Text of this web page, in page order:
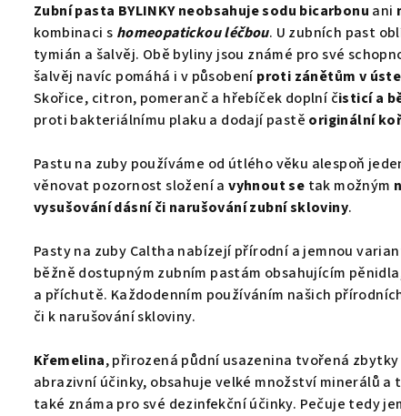
Zubní pasta BYLINKYneobsahuje sodu bicarbonu ani
kombinaci s homeopatickou léčbou. U zubních past
tymián a šalvěj. Obě byliny jsou známé pro své
šalvěj navíc pomáhá i v působeníproti zánětům v
Skořice, citron, pomeranč a hřebíček doplní čisticí a
proti bakteriálnímu plaku a dodají pastě originální
Pastu na zuby používáme od útlého věku alespoň
věnovat pozornost složení avyhnout se tak možným
vysušování dásní či narušování zubní skloviny.
Pasty na zuby Caltha nabízejí přírodní a jemnou
běžně dostupným zubním pastám obsahujícím
a příchutě. Každodenním používáním našich
či k narušování skloviny.
Křemelina, přirozená půdní usazenina tvořená
abrazivní účinky, obsahuje velké množství minerálů
také známa pro své dezinfekční účinky. Pečuje tedy